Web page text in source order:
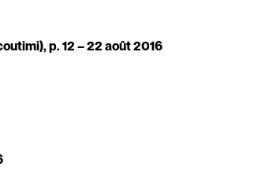
p. 12 – 22 août 2016